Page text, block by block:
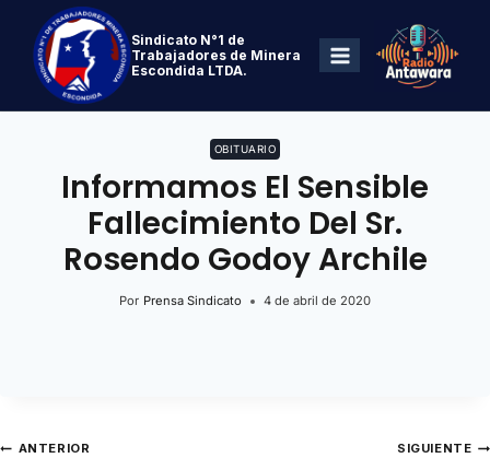
Sindicato N°1 de
Trabajadores de Minera
Escondida LTDA.
OBITUARIO
Informamos El Sensible
Fallecimiento Del Sr.
Rosendo Godoy Archile
Por Prensa Sindicato 4 de abril de 2020
ANTERIOR SIGUIENTE